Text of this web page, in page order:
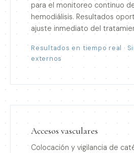
para el monitoreo continuo
hemodiálisis. Resultados
ajuste inmediato del
Resultados en tiempo real ·
externos
Accesos vasculares
Colocación y vigilancia de